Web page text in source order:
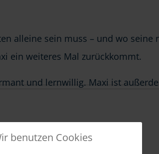
alleine sein muss – und wo
ein weiteres Mal zurückkommt.
und lernwillig. Maxi ist
benutzen Cookies